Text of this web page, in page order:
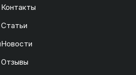
Контакты
Статьи
Новости
Отзывы